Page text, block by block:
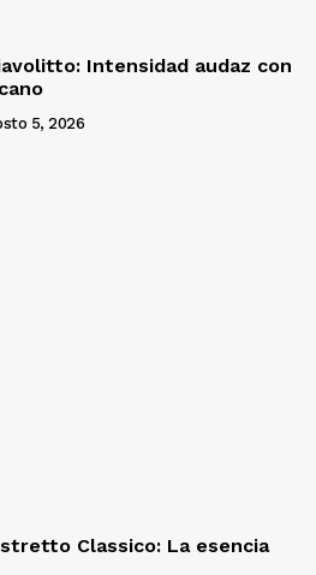
Intensidad audaz con
5, 2026
Classico: La esencia